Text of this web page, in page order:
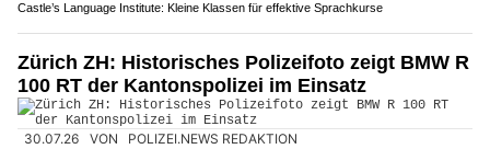
Castle’s Language Institute: Kleine Klassen für effektive Sprachkurse
Zürich ZH: Historisches Polizeifoto zeigt BMW R
100 RT der Kantonspolizei im Einsatz
30.07.26 VON POLIZEI.NEWS REDAKTION